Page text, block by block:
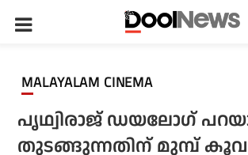
MALAYALAM CINEMA
പൃഥ്വിരാജ് ഡയലോഗ്
തുടങ്ങുന്നതിന് മുമ്പ്